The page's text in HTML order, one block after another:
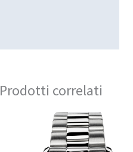
Prodotti correlati